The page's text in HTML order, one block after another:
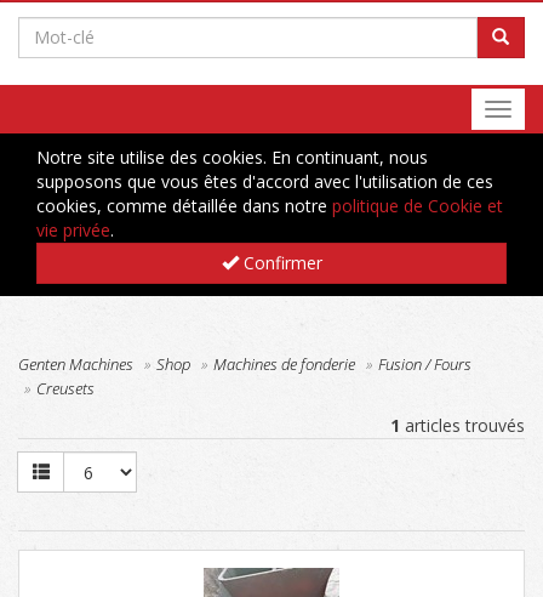
Notre site utilise des cookies. En continuant, nous
supposons que vous êtes d'accord avec l'utilisation de ces
cookies, comme détaillée dans notre politique de Cookie et
vie privée.
Confirmer
Genten Machines Shop Machines de fonderie
Fusion / Fours
Creusets
1 articles trouvés